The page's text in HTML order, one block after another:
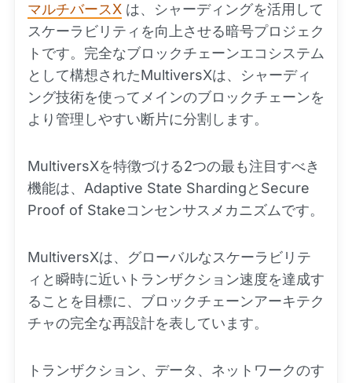
マルチバースX は、シャーディングを活用して
スケーラビリティを向上させる暗号プロジェク
トです。完全なブロックチェーンエコシステム
として構想されたMultiversXは、シャーディ
ング技術を使ってメインのブロックチェーンを
より管理しやすい断片に分割します。
MultiversXを特徴づける2つの最も注目すべき
機能は、Adaptive State ShardingとSecure
Proof of Stakeコンセンサスメカニズムです。
MultiversXは、グローバルなスケーラビリテ
ィと瞬時に近いトランザクション速度を達成す
ることを目標に、ブロックチェーンアーキテク
チャの完全な再設計を表しています。
トランザクション、データ、ネットワークのす